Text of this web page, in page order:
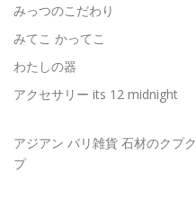
みっつのこだわり
みてこ かってこ
わたしの器
アクセサリー its 12 midnight
アジアン バリ雑貨 石材のクプク
プ